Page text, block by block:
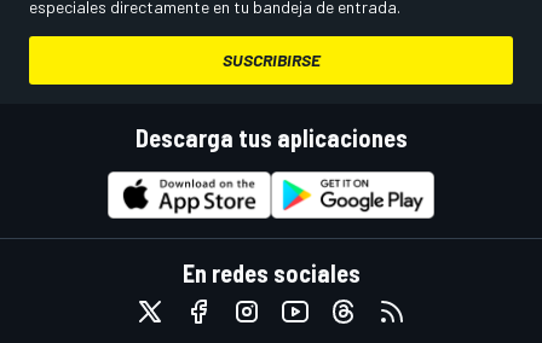
especiales directamente en tu bandeja de entrada.
SUSCRIBIRSE
Descarga tus aplicaciones
En redes sociales